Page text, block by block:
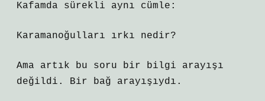
Kafamda sürekli aynı cümle:
Karamanoğulları ırkı nedir?
Ama artık bu soru bir bilgi arayışı
değildi. Bir bağ arayışıydı.